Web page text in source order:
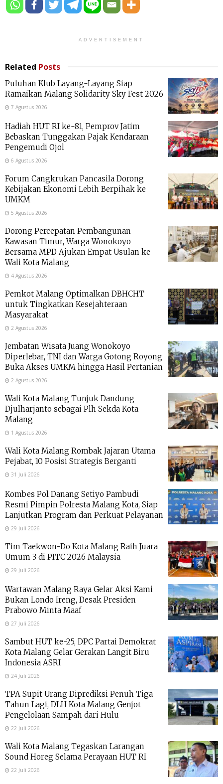
ADVERTISEMENT
Related Posts
Puluhan Klub Layang-Layang Siap
Ramaikan Malang Solidarity Sky Fest 2026
7 Agustus 2026
Hadiah HUT RI ke-81, Pemprov Jatim
Bebaskan Tunggakan Pajak Kendaraan
Pengemudi Ojol
6 Agustus 2026
Forum Cangkrukan Pancasila Dorong
Kebijakan Ekonomi Lebih Berpihak ke
UMKM
5 Agustus 2026
Dorong Percepatan Pembangunan
Kawasan Timur, Warga Wonokoyo
Bersama MPD Ajukan Empat Usulan ke
Wali Kota Malang
4 Agustus 2026
Pemkot Malang Optimalkan DBHCHT
untuk Tingkatkan Kesejahteraan
Masyarakat
2 Agustus 2026
Jembatan Wisata Juang Wonokoyo
Diperlebar, TNI dan Warga Gotong Royong
Buka Akses UMKM hingga Hasil Pertanian
2 Agustus 2026
Wali Kota Malang Tunjuk Dandung
Djulharjanto sebagai Plh Sekda Kota
Malang
1 Agustus 2026
Wali Kota Malang Rombak Jajaran Utama
Pejabat, 10 Posisi Strategis Berganti
31 Juli 2026
Kombes Pol Danang Setiyo Pambudi
Resmi Pimpin Polresta Malang Kota, Siap
Lanjutkan Program dan Perkuat Pelayanan
29 Juli 2026
Tim Taekwon-Do Kota Malang Raih Juara
Umum 3 di PITC 2026 Malaysia
29 Juli 2026
Wartawan Malang Raya Gelar Aksi Kami
Bukan Londo Ireng, Desak Presiden
Prabowo Minta Maaf
27 Juli 2026
Sambut HUT ke-25, DPC Partai Demokrat
Kota Malang Gelar Gerakan Langit Biru
Indonesia ASRI
24 Juli 2026
TPA Supit Urang Diprediksi Penuh Tiga
Tahun Lagi, DLH Kota Malang Genjot
Pengelolaan Sampah dari Hulu
22 Juli 2026
Wali Kota Malang Tegaskan Larangan
Sound Horeg Selama Perayaan HUT RI
22 Juli 2026